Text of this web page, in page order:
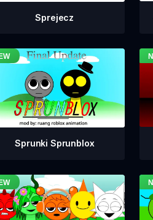
Sprejecz
Sprunki Sprunblox